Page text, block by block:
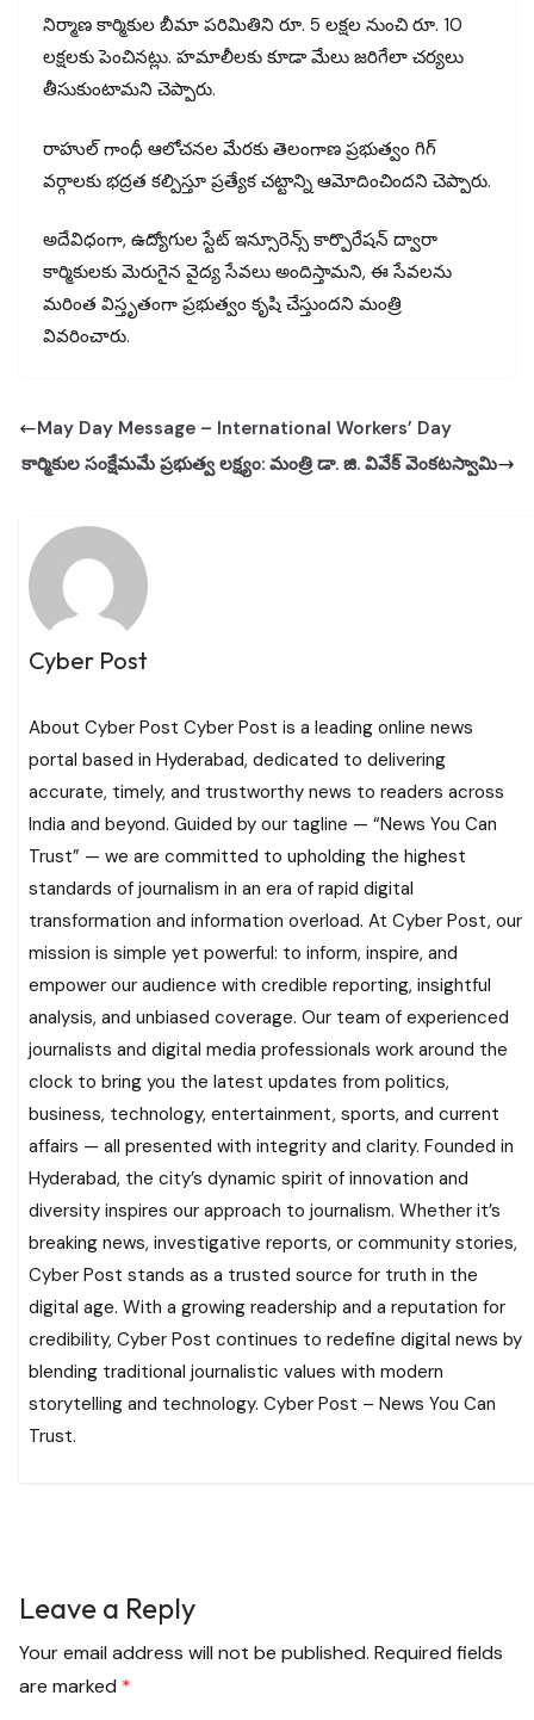
నిర్మాణ కార్మికుల బీమా పరిమితిని రూ. 5 లక్షల నుంచి రూ. 10
లక్షలకు పెంచినట్లు. హమాలీలకు కూడా మేలు జరిగేలా చర్యలు
తీసుకుంటామని చెప్పారు.
రాహుల్ గాంధీ ఆలోచనల మేరకు తెలంగాణ ప్రభుత్వం గిగ్
వర్గాలకు భద్రత కల్పిస్తూ ప్రత్యేక చట్టాన్ని ఆమోదించిందని చెప్పారు.
అదేవిధంగా, ఉద్యోగుల స్టేట్ ఇన్సూరెన్స్ కార్పొరేషన్ ద్వారా
కార్మికులకు మెరుగైన వైద్య సేవలు అందిస్తామని, ఈ సేవలను
మరింత విస్తృతంగా ప్రభుత్వం కృషి చేస్తుందని మంత్రి
వివరించారు.
May Day Message – International Workers’ Day
కార్మికుల సంక్షేమమే ప్రభుత్వ లక్ష్యం: మంత్రి డా. జి. వివేక్ వెంకటస్వామి
Cyber Post
About Cyber Post Cyber Post is a leading online news
portal based in Hyderabad, dedicated to delivering
accurate, timely, and trustworthy news to readers across
India and beyond. Guided by our tagline — “News You Can
Trust” — we are committed to upholding the highest
standards of journalism in an era of rapid digital
transformation and information overload. At Cyber Post, our
mission is simple yet powerful: to inform, inspire, and
empower our audience with credible reporting, insightful
analysis, and unbiased coverage. Our team of experienced
journalists and digital media professionals work around the
clock to bring you the latest updates from politics,
business, technology, entertainment, sports, and current
affairs — all presented with integrity and clarity. Founded in
Hyderabad, the city’s dynamic spirit of innovation and
diversity inspires our approach to journalism. Whether it’s
breaking news, investigative reports, or community stories,
Cyber Post stands as a trusted source for truth in the
digital age. With a growing readership and a reputation for
credibility, Cyber Post continues to redefine digital news by
blending traditional journalistic values with modern
storytelling and technology. Cyber Post – News You Can
Trust.
Leave a Reply
Your email address will not be published. Required fields
are marked *